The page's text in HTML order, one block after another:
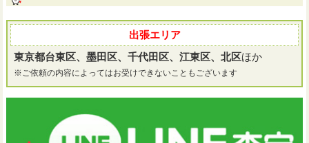
出張エリア
東京都台東区、墨田区、千代田区、江東区、北区ほか
※ご依頼の内容によってはお受けできないこともございます